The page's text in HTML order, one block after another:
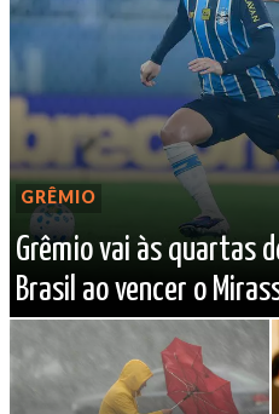
GRÊMIO
Grêmio vai às quartas
Brasil ao vencer o